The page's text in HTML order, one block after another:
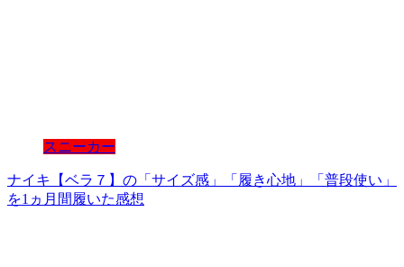
スニーカー
ナイキ【ベラ７】の「サイズ感」「履き心地」「普段使い」
を1ヵ月間履いた感想